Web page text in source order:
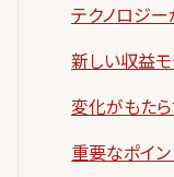
テクノロジ
新しい収益
変化がもた
重要なポイン